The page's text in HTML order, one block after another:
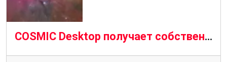
COSMIC Desktop получает собственное приложение для мониторинга системы